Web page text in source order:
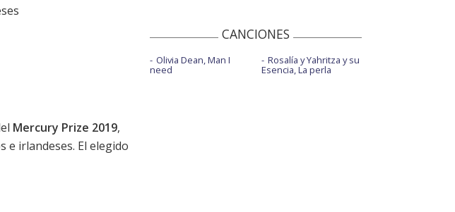
Mercury Prize 2019,
irlandeses. El elegido
CANCIONES
Olivia Dean, Man I
need
Rosalía y Yahritza y su
Esencia, La perla